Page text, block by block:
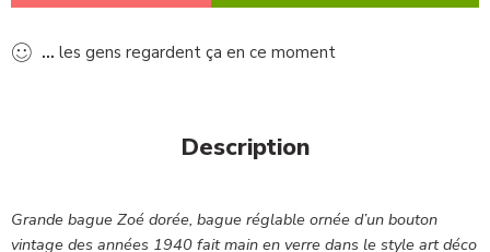
... les gens regardent ça en ce moment
Description
Grande bague Zoé dorée, bague réglable ornée d’un bouton
vintage des années 1940 fait main en verre dans le style art déco